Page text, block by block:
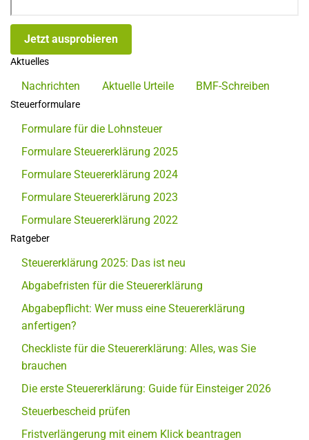
Jetzt ausprobieren
Aktuelles
Nachrichten Aktuelle Urteile BMF-Schreiben
Steuerformulare
Formulare für die Lohnsteuer
Formulare Steuererklärung 2025
Formulare Steuererklärung 2024
Formulare Steuererklärung 2023
Formulare Steuererklärung 2022
Ratgeber
Steuererklärung 2025: Das ist neu
Abgabefristen für die Steuererklärung
Abgabepflicht: Wer muss eine Steuererklärung
anfertigen?
Checkliste für die Steuererklärung: Alles, was Sie
brauchen
Die erste Steuererklärung: Guide für Einsteiger 2026
Steuerbescheid prüfen
Fristverlängerung mit einem Klick beantragen